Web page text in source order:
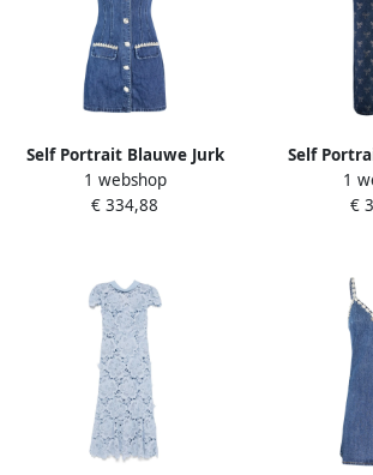
Self Portrait Blauwe Jurk
met Uniek Ontwerp Blue
Dames
1 webshop
€ 334,88
Self
Wijde Pijp
1
€